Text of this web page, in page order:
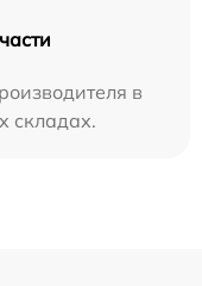
в
складах.